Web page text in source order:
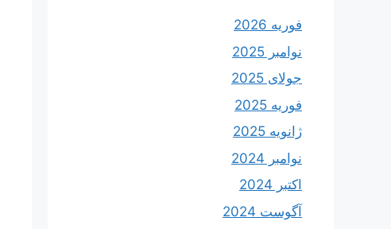
فوریه 2026
نوامبر 2025
جولای 2025
فوریه 2025
ژانویه 2025
نوامبر 2024
اکتبر 2024
آگوست 2024